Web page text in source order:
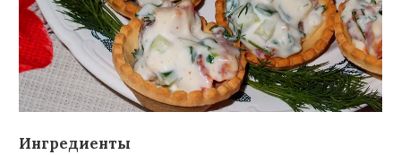
Ингредиенты